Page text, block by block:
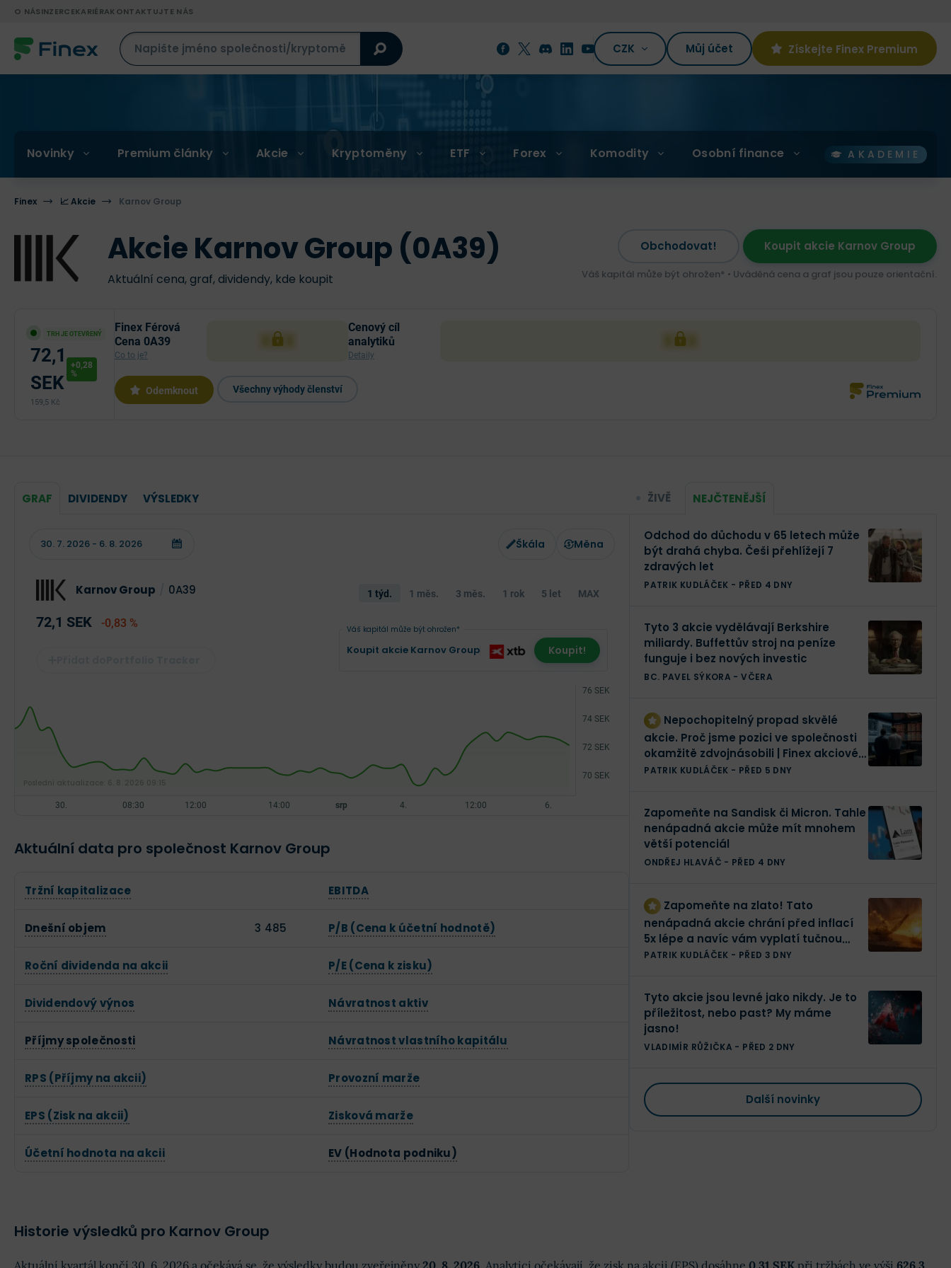
O NÁSINZERCEKARIÉRAKONTAKTUJTE NÁS
CZK Můj účet Získejte Finex Premium
Novinky Premium články Akcie Kryptoměny ETF Forex Komodity Osobní finance AKADEMIE
Finex 📈 Akcie Karnov Group
Akcie Karnov Group (0A39)
Aktuální cena, graf, dividendy, kde koupit
Obchodovat! Koupit akcie Karnov Group
Váš kapitál může být ohrožen* • Uváděná cena a graf jsou pouze orientační.
TRH JE OTEVŘENÝ
72,1
SEK
+0,28
%
159,5 Kč
Finex Férová
Cena 0A39
Co to je?
XXX
Cenový cíl
analytiků
Detaily
XXX
Odemknout Všechny výhody členství
GRAF DIVIDENDY VÝSLEDKY
Škála Měna
Karnov Group 0A39
72,1 SEK -0,83 %
1 týd. 1 měs. 3 měs. 1 rok 5 let MAX
Koupit akcie Karnov Group
Váš kapitál může být ohrožen*
Koupit!
Aktuální data pro společnost Karnov Group
Tržní kapitalizace EBITDA
Dnešní objem 3 485 P/B (Cena k účetní hodnotě)
Roční dividenda na akcii P/E (Cena k zisku)
Dividendový výnos Návratnost aktiv
Příjmy společnosti Návratnost vlastního kapitálu
RPS (Příjmy na akcii) Provozní marže
EPS (Zisk na akcii) Zisková marže
Účetní hodnota na akcii EV (Hodnota podniku)
ŽIVĚ NEJČTENĚJŠÍ
Odchod do důchodu v 65 letech může
být drahá chyba. Češi přehlížejí 7
zdravých let
PATRIK KUDLÁČEK - PŘED 4 DNY
Tyto 3 akcie vydělávají Berkshire
miliardy. Buffettův stroj na peníze
funguje i bez nových investic
BC. PAVEL SÝKORA -VČERA
Nepochopitelný propad skvělé
akcie. Proč jsme pozici ve společnosti
okamžitě zdvojnásobili | Finex akciové
portfolio
PATRIK KUDLÁČEK - PŘED 5 DNY
Zapomeňte na Sandisk či Micron. Tahle
nenápadná akcie může mít mnohem
větší potenciál
ONDŘEJ HLAVÁČ - PŘED 4 DNY
Zapomeňte na zlato! Tato
nenápadná akcie chrání před inflací
5x lépe a navíc vám vyplatí tučnou
dividendu
PATRIK KUDLÁČEK - PŘED 3 DNY
Tyto akcie jsou levné jako nikdy. Je to
příležitost, nebo past? My máme
jasno!
VLADIMÍR RŮŽIČKA - PŘED 2 DNY
Další novinky
Historie výsledků pro Karnov Group
Aktuální kvartál končí 30. 6. 2026 a očekává se, že výsledky budou zveřejněny 20. 8. 2026. Analytici očekávají, že zisk na akcii (EPS) dosáhne 0,31 SEKpři tržbách ve výši 626,3